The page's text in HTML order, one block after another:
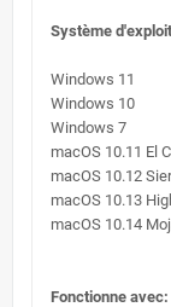
Système
Windows 11
Windows 10
Windows 7
macOS 10.11 El
macOS 10.12
macOS 10.13
macOS 10.14
Fonctionne avec: